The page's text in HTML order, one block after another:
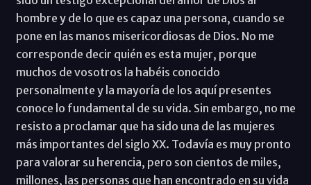
hombre y de lo que es capaz una persona, cuando se
pone en las manos misericordiosas de Dios. No me
corresponde decir quién es esta mujer, porque
muchos de vosotros la habéis conocido
personalmente y la mayoría de los aquí presentes
conoce lo fundamental de su vida. Sin embargo, no me
resisto a proclamar que ha sido una de las mujeres
más importantes del siglo XX. Todavía es muy pronto
para valorar su herencia, pero son cientos de miles,
millones, las personas que han encontrado en su vida